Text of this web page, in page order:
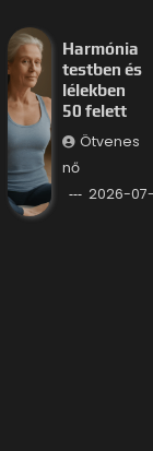
Harmónia
testben és
lélekben
50 felett
Ötvenes
nő
2026-